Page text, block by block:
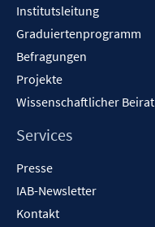
Institutsleitung
Graduiertenprogramm
Befragungen
Projekte
Wissenschaftlicher Beirat
Services
Presse
IAB-Newsletter
Kontakt